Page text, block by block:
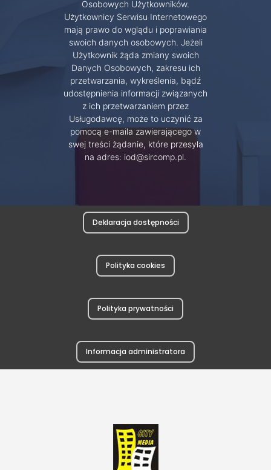
Osobowych Użytkowników.
Użytkownicy Serwisu Internetowego
mają prawo do wglądu i poprawiania
swoich danych osobowych. Jeżeli
Użytkownik żąda zmiany swoich
Danych Osobowych, zakresu ich
przetwarzania, wykreślenia, bądź
udostępnienia informacji związanych
z ich przetwarzaniem przez
Usługodawcę, może to uczynić za
pomocą e-maila zawierającego w
swej treści żądanie, które przesyła
na adres: iod@sircomp.pl.
Deklaracja dostępności
Polityka cookies
Polityka prywatności
Informacja administratora